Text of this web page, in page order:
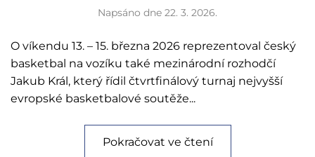
Napsáno dne 22. 3. 2026.
O víkendu 13. – 15. března 2026 reprezentoval český
basketbal na vozíku také mezinárodní rozhodčí
Jakub Král, který řídil čtvrtfinálový turnaj nejvyšší
evropské basketbalové soutěže...
Pokračovat ve čtení